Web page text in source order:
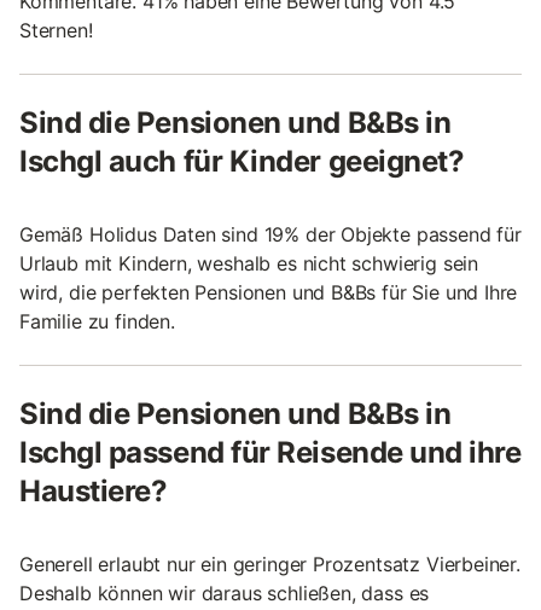
Sternen!
Sind die Pensionen und B&Bs in
Ischgl auch für Kinder geeignet?
Gemäß Holidus Daten sind 19% der Objekte passend für
Urlaub mit Kindern, weshalb es nicht schwierig sein
wird, die perfekten Pensionen und B&Bs für Sie und Ihre
Familie zu finden.
Sind die Pensionen und B&Bs in
Ischgl passend für Reisende und ihre
Haustiere?
Generell erlaubt nur ein geringer Prozentsatz Vierbeiner.
Deshalb können wir daraus schließen, dass es